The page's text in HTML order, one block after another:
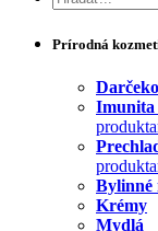
Prírodná
Imunita
Bylinné
Krémy
Mydlá